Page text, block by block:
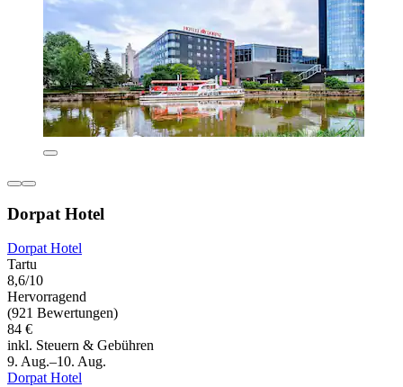
Dorpat Hotel
Dorpat Hotel
Tartu
8,6/10
Hervorragend
(921 Bewertungen)
84 €
inkl. Steuern & Gebühren
9. Aug.–10. Aug.
Dorpat Hotel